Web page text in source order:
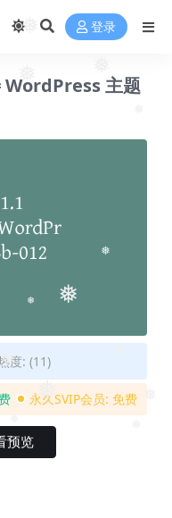
❅
❅
❅
❅
❅ ❅
❅ 登录
主题
度: (11)
永久SVIP会员: 免费
预览